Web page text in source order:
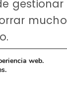
gestionar
mucho
web.